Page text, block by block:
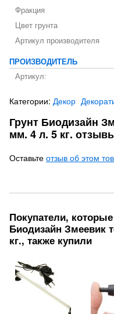
Фракция
Цвет грунта
Артикул производителя
ПРОИЗВОДИТЕЛЬ
Артикул:
Категории: Декор
Грунт Биодизайн
мм. 4 л. 5 кг.
Оставьте отзыв об этом
Покупатели,
Биодизайн Змеевик
кг., также купили